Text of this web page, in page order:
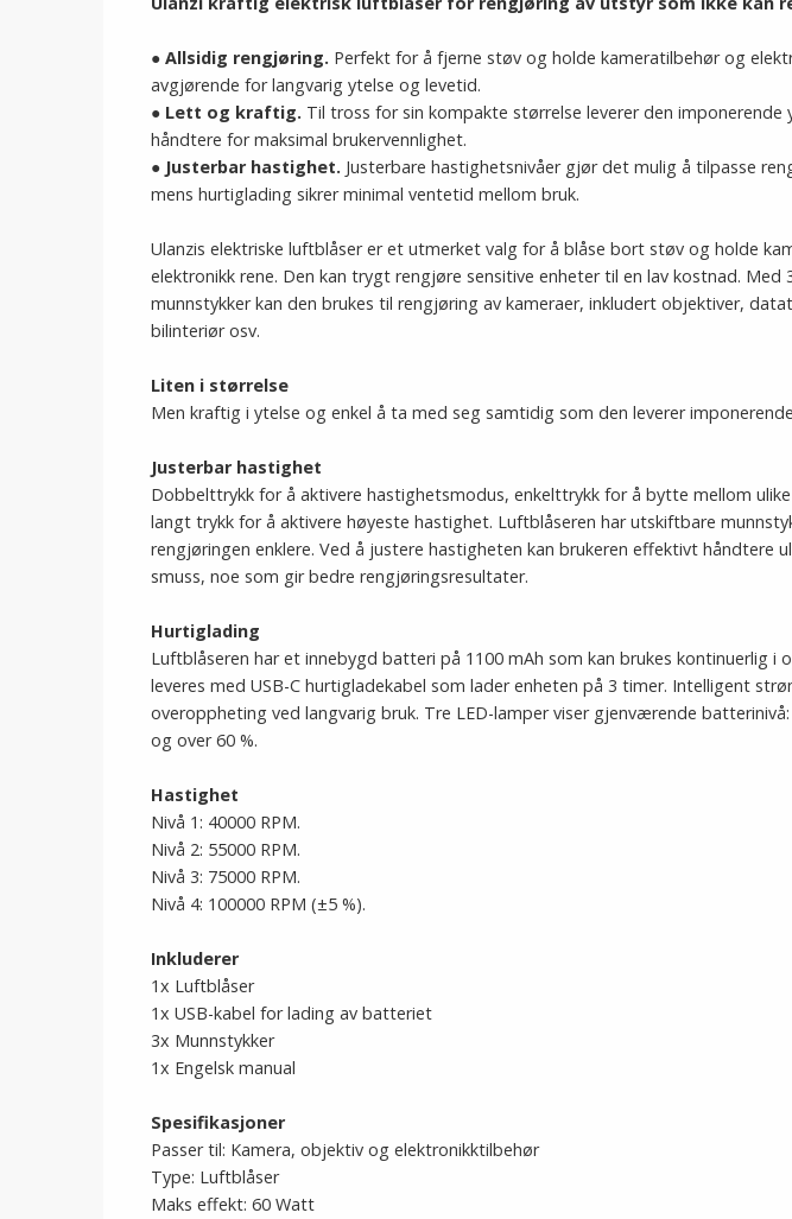
● Allsidig rengjøring. Perfekt for å fjerne støv og holde kameratilbehør og
avgjørende for langvarig ytelse og levetid.
● Lett og kraftig. Til tross for sin kompakte størrelse leverer den imponerende
håndtere for maksimal brukervennlighet.
● Justerbar hastighet. Justerbare hastighetsnivåer gjør det mulig å tilpasse
mens hurtiglading sikrer minimal ventetid mellom bruk.
Ulanzis elektriske luftblåser er et utmerket valg for å blåse bort støv og holde
elektronikk rene. Den kan trygt rengjøre sensitive enheter til en lav kostnad. Med
munnstykker kan den brukes til rengjøring av kameraer, inkludert objektiver,
bilinteriør osv.
Liten i størrelse
Men kraftig i ytelse og enkel å ta med seg samtidig som den leverer
Justerbar hastighet
Dobbelttrykk for å aktivere hastighetsmodus, enkelttrykk for å bytte mellom
langt trykk for å aktivere høyeste hastighet. Luftblåseren har utskiftbare
rengjøringen enklere. Ved å justere hastigheten kan brukeren effektivt håndtere
smuss, noe som gir bedre rengjøringsresultater.
Hurtiglading
Luftblåseren har et innebygd batteri på 1100 mAh som kan brukes kontinuerlig i
leveres med USB-C hurtigladekabel som lader enheten på 3 timer. Intelligent
overoppheting ved langvarig bruk. Tre LED-lamper viser gjenværende batterinivå:
og over 60 %.
Hastighet
Nivå 1: 40000 RPM.
Nivå 2: 55000 RPM.
Nivå 3: 75000 RPM.
Nivå 4: 100000 RPM (±5 %).
Inkluderer
1x Luftblåser
1x USB-kabel for lading av batteriet
3x Munnstykker
1x Engelsk manual
Spesifikasjoner
Passer til: Kamera, objektiv og elektronikktilbehør
Type: Luftblåser
Maks effekt: 60 Watt